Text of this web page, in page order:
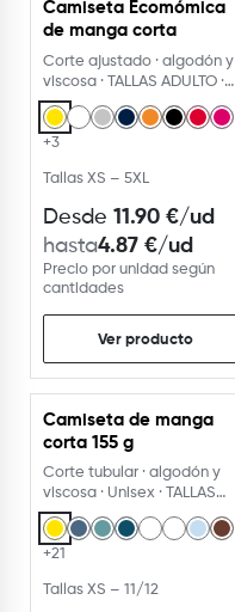
USA EL PERSONALIZADOR
Camiseta Ecomómica
de manga corta
Corte ajustado · algodón y
viscosa · TALLAS ADULTO ·
150 g/m²
+3
Tallas XS – 5XL
Desde 11.90 €/ud
hasta4.87 €/ud
Precio por unidad según
cantidades
Ver producto
USA EL PERSONALIZADOR
Camiseta de manga
corta 155 g
Corte tubular · algodón y
viscosa · Unisex · TALLAS
NIÑOS Y ADULTO
+21
Tallas XS – 11/12